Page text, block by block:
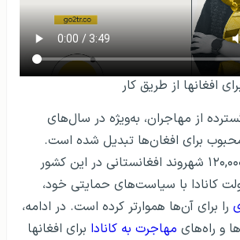
افغانها از طریق کار
از مهاجران، به‌ویژه در سال‌های
برای افغان‌ها تبدیل شده است.
هم‌اکنون بیش از ۱۲۰,۰۰۰ شهروند افغانستانی در این کشور
کانادا با سیاست‌های حمایتی خود،
را برای آن‌ها هموارتر کرده است. در ادامه،
و راه‌های مهاجرت به کانادا برای افغانها